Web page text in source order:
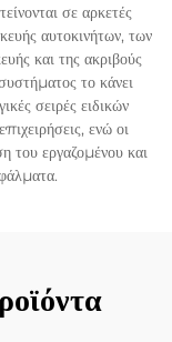
σε αρκετές
αυτοκινήτων, των
και της ακριβούς
το κάνει
σειρές ειδικών
ενώ οι
του εργαζομένου και